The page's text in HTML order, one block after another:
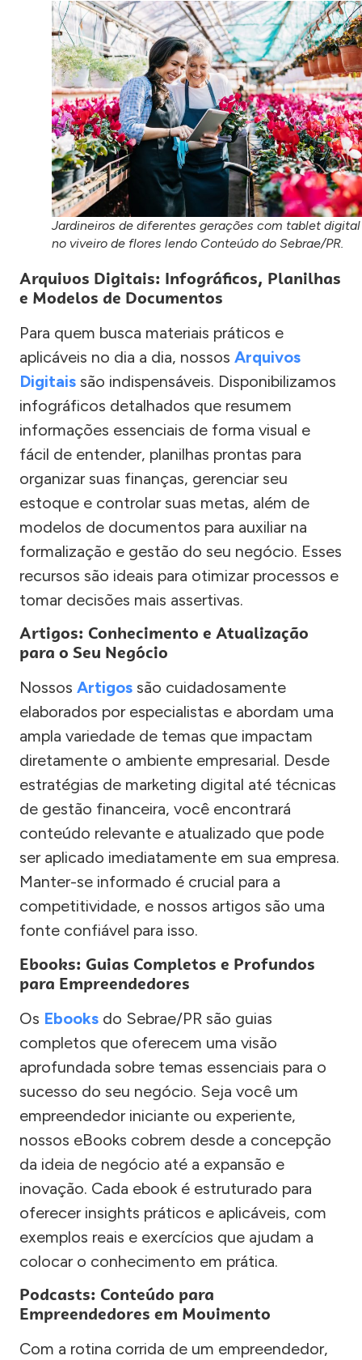
Jardineiros de diferentes gerações com tablet digital
no viveiro de flores lendo Conteúdo do Sebrae/PR.
Arquivos Digitais: Infográficos, Planilhas
e Modelos de Documentos
Para quem busca materiais práticos e
aplicáveis no dia a dia, nossos Arquivos
Digitais são indispensáveis. Disponibilizamos
infográficos detalhados que resumem
informações essenciais de forma visual e
fácil de entender, planilhas prontas para
organizar suas finanças, gerenciar seu
estoque e controlar suas metas, além de
modelos de documentos para auxiliar na
formalização e gestão do seu negócio. Esses
recursos são ideais para otimizar processos e
tomar decisões mais assertivas.
Artigos: Conhecimento e Atualização
para o Seu Negócio
Nossos Artigos são cuidadosamente
elaborados por especialistas e abordam uma
ampla variedade de temas que impactam
diretamente o ambiente empresarial. Desde
estratégias de marketing digital até técnicas
de gestão financeira, você encontrará
conteúdo relevante e atualizado que pode
ser aplicado imediatamente em sua empresa.
Manter-se informado é crucial para a
competitividade, e nossos artigos são uma
fonte confiável para isso.
Ebooks: Guias Completos e Profundos
para Empreendedores
Os Ebooks do Sebrae/PR são guias
completos que oferecem uma visão
aprofundada sobre temas essenciais para o
sucesso do seu negócio. Seja você um
empreendedor iniciante ou experiente,
nossos eBooks cobrem desde a concepção
da ideia de negócio até a expansão e
inovação. Cada ebook é estruturado para
oferecer insights práticos e aplicáveis, com
exemplos reais e exercícios que ajudam a
colocar o conhecimento em prática.
Podcasts: Conteúdo para
Empreendedores em Movimento
Com a rotina corrida de um empreendedor,